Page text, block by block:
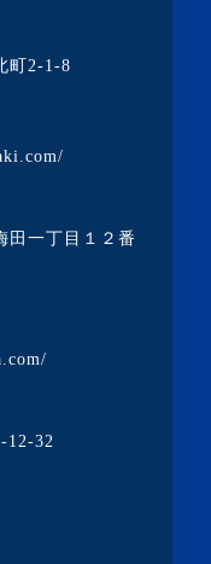
町2-1-8
一丁目１２番
12-32